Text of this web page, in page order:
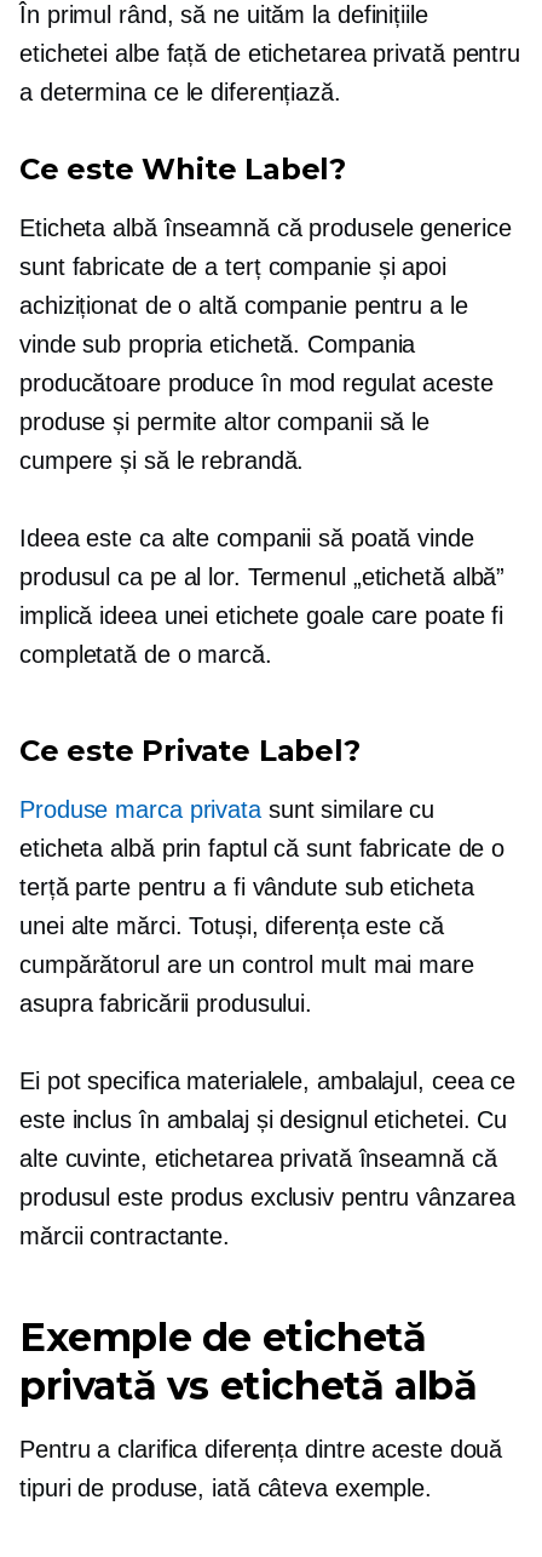
În primul rând, să ne uităm la definițiile
etichetei albe față de etichetarea privată pentru
a determina ce le diferențiază.
Ce este White Label?
Eticheta albă înseamnă că produsele generice
sunt fabricate de a terțcompanie și apoi
achiziționat de o altă companie pentru a le
vinde sub propria etichetă. Compania
producătoare produce în mod regulat aceste
produse și permite altor companii să le
cumpere și să le rebrandă.
Ideea este ca alte companii să poată vinde
produsul ca pe al lor. Termenul „etichetă albă”
implică ideea unei etichete goale care poate fi
completată de o marcă.
Ce este Private Label?
Produse marca privatasunt similare cu
eticheta albă prin faptul că sunt fabricate de o
terță parte pentru a fi vândute sub eticheta
unei alte mărci. Totuși, diferența este că
cumpărătorul are un control mult mai mare
asupra fabricării produsului.
Ei pot specifica materialele, ambalajul, ceea ce
este inclus în ambalaj și designul etichetei. Cu
alte cuvinte, etichetarea privată înseamnă că
produsul este produs exclusiv pentru vânzarea
mărcii contractante.
Exemple de etichetă
privată vs etichetă albă
Pentru a clarifica diferența dintre aceste două
tipuri de produse, iată câteva exemple.